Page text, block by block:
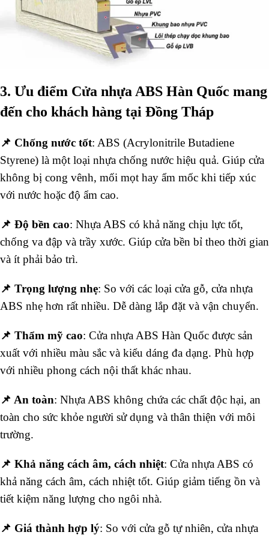
3. Ưu điểm Cửa nhựa ABS Hàn Quốc mang
đến cho khách hàng tại Đồng Tháp
📌 Chống nước tốt: ABS (Acrylonitrile Butadiene
Styrene) là một loại nhựa chống nước hiệu quả. Giúp cửa
không bị cong vênh, mối mọt hay ẩm mốc khi tiếp xúc
với nước hoặc độ ẩm cao.
📌 Độ bền cao: Nhựa ABS có khả năng chịu lực tốt,
chống va đập và trầy xước. Giúp cửa bền bỉ theo thời gian
và ít phải bảo trì.
📌 Trọng lượng nhẹ: So với các loại cửa gỗ, cửa nhựa
ABS nhẹ hơn rất nhiều. Dễ dàng lắp đặt và vận chuyển.
📌 Thẩm mỹ cao: Cửa nhựa ABS Hàn Quốc được sản
xuất với nhiều màu sắc và kiểu dáng đa dạng. Phù hợp
với nhiều phong cách nội thất khác nhau.
📌 An toàn: Nhựa ABS không chứa các chất độc hại, an
toàn cho sức khỏe người sử dụng và thân thiện với môi
trường.
📌 Khả năng cách âm, cách nhiệt: Cửa nhựa ABS có
khả năng cách âm, cách nhiệt tốt. Giúp giảm tiếng ồn và
tiết kiệm năng lượng cho ngôi nhà.
📌 Giá thành hợp lý: So với cửa gỗ tự nhiên, cửa nhựa